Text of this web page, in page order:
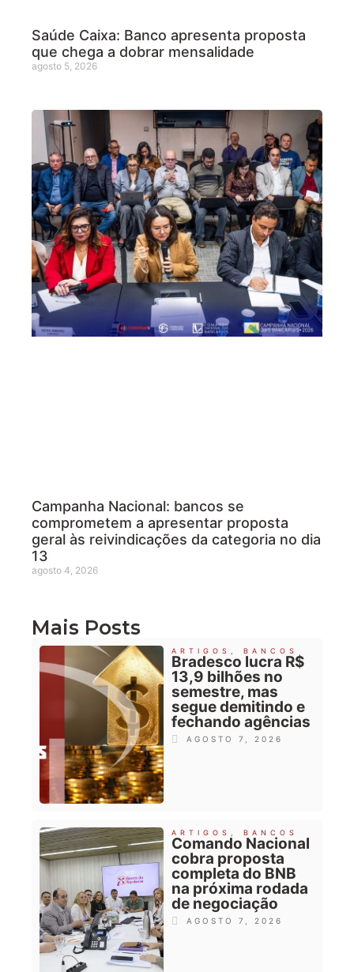
Saúde Caixa: Banco apresenta proposta
que chega a dobrar mensalidade
agosto 5, 2026
Campanha Nacional: bancos se
comprometem a apresentar proposta
geral às reivindicações da categoria no dia
13
agosto 4, 2026
Mais Posts
ARTIGOS BANCOS
Bradesco lucra R$
13,9 bilhões no
semestre, mas
segue demitindo e
fechando agências
AGOSTO 7, 2026
ARTIGOS BANCOS
Comando Nacional
cobra proposta
completa do BNB
na próxima rodada
de negociação
AGOSTO 7, 2026